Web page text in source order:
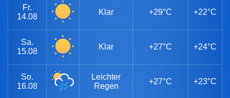
Fr.
14.08
Klar +29°C +22°C
Sa.
15.08
Klar +27°C +24°C
So.
16.08
Leichter
Regen
+27°C +23°C